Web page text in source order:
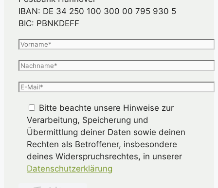
IBAN: DE 34 250 100 300 00 795 930 5
BIC: PBNKDEFF
Bitte beachte unsere Hinweise zur
Verarbeitung, Speicherung und
Übermittlung deiner Daten sowie deinen
Rechten als Betroffener, insbesondere
deines Widerspruchsrechtes, in unserer
Datenschutzerklärung